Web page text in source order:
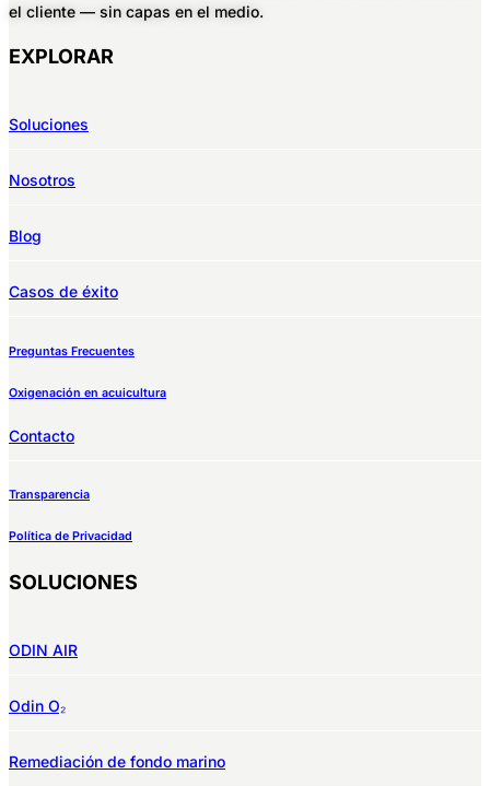
el cliente — sin capas en el medio.
EXPLORAR
Soluciones
Nosotros
Blog
Casos de éxito
Preguntas Frecuentes
Oxigenación en acuicultura
Contacto
Transparencia
Política de Privacidad
SOLUCIONES
ODIN AIR
Odin O₂
Remediación de fondo marino